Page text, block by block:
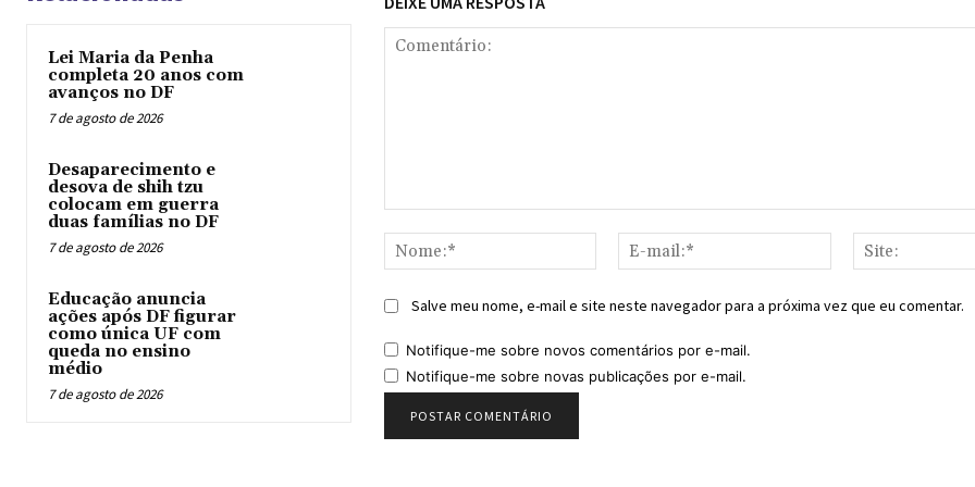
Lei Maria da Penha
completa 20 anos com
avanços no DF
7 de agosto de 2026
Desaparecimento e
desova de shih tzu
colocam em guerra
duas famílias no DF
7 de agosto de 2026
Educação anuncia
ações após DF figurar
como única UF com
queda no ensino
médio
7 de agosto de 2026
Nome:*
mail:*
Salve meu nome, e-mail e site neste navegador para a próxima vez que eu comentar.
Notifique-me sobre novos comentários por e-mail.
Notifique-me sobre novas publicações por e-mail.